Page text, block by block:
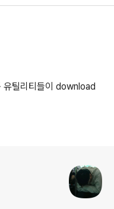
유틸리티들이 download